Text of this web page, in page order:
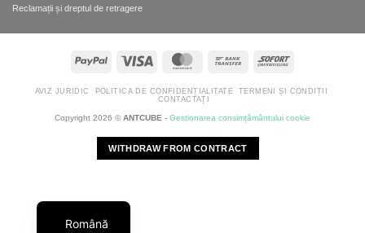
Reclamații și dreptul de retragere
PayPal MasterCard
Bank
Sofort
AVIZ JURIDIC POLITICA DE CONFIDENȚIALITATE
TERMENI ȘI CONDIȚII
CONTACTAȚI
Copyright 2026 ©ANTCUBE - Gestionarea consimțământului cookie
WITHDRAW FROM CONTRACT
Română